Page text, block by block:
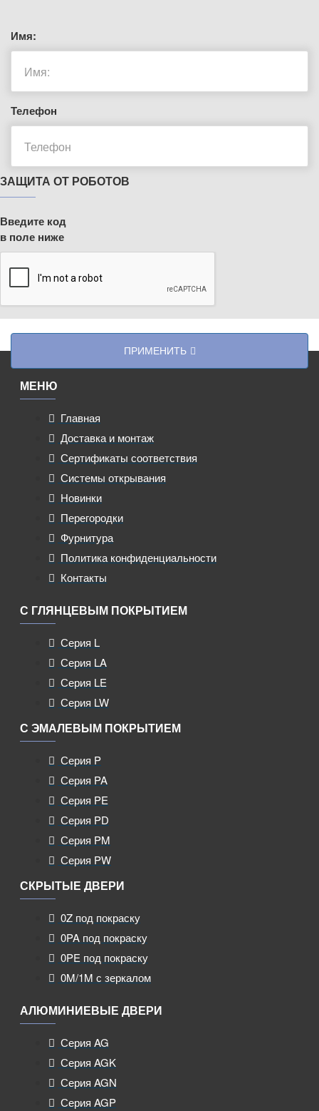
Имя:
Телефон
ЗАЩИТА ОТ РОБОТОВ
Введите код
в поле ниже
ПРИМЕНИТЬ
МЕНЮ
Главная
Доставка и монтаж
Сертификаты соответствия
Системы открывания
Новинки
Перегородки
Фурнитура
Политика конфиденциальности
Контакты
С ГЛЯНЦЕВЫМ ПОКРЫТИЕМ
Серия L
Серия LA
Серия LE
Серия LW
С ЭМАЛЕВЫМ ПОКРЫТИЕМ
Серия P
Серия PA
Серия PE
Серия PD
Серия PM
Серия PW
СКРЫТЫЕ ДВЕРИ
0Z под покраску
0PA под покраску
0PE под покраску
0M/1M с зеркалом
АЛЮМИНИЕВЫЕ ДВЕРИ
Серия AG
Серия AGK
Серия AGN
Серия AGP